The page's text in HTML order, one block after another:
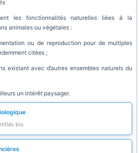
les fonctionnalités naturelles liées à la
animales ou végétales :
ou de reproduction pour de multiples
citées ;
existant avec d’autres ensembles naturels du
un intérêt paysager.
bio